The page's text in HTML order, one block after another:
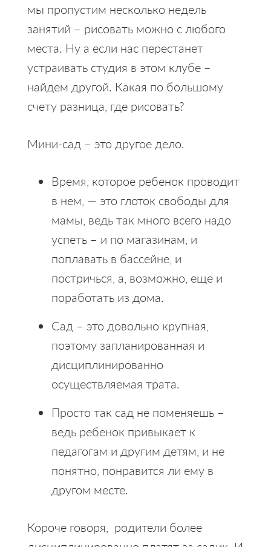
мы пропустим несколько недель
занятий – рисовать можно с любого
места. Ну а если нас перестанет
устраивать студия в этом клубе –
найдем другой. Какая по большому
счету разница, где рисовать?
Мини-сад – это другое дело.
Время, которое ребенок проводит
в нем, — это глоток свободы для
мамы, ведь так много всего надо
успеть – и по магазинам, и
поплавать в бассейне, и
постричься, а, возможно, еще и
поработать из дома.
Сад – это довольно крупная,
поэтому запланированная и
дисциплинированно
осуществляемая трата.
Просто так сад не поменяешь –
ведь ребенок привыкает к
педагогам и другим детям, и не
понятно, понравится ли ему в
другом месте.
Короче говоря, родители более